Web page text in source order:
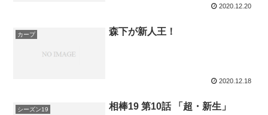
2020.12.20
カープ 森下が新人王！
2020.12.18
シーズン19 相棒19 第10話 「超・新生」